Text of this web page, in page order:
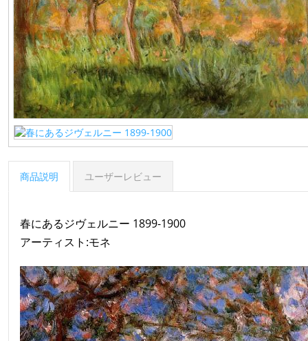
商品説明 ユーザーレビュー
春にあるジヴェルニー 1899-1900
アーティスト:モネ